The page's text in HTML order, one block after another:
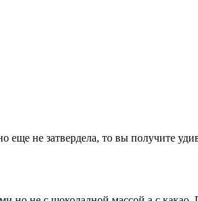
еще не затвердела, то вы получите